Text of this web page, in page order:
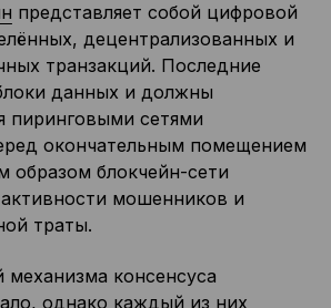
представляет собой цифровой
децентрализованных и
транзакций. Последние
данных и должны
пиринговыми сетями
окончательным помещением
образом блокчейн-сети
мошенников и
траты.
механизма консенсуса
однако каждый из них